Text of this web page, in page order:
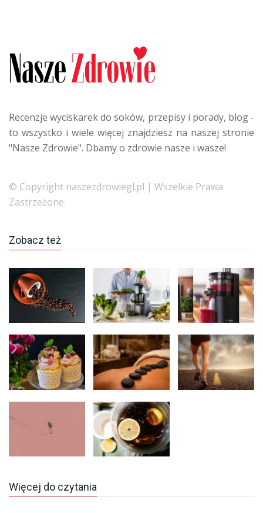
Recenzje wyciskarek do soków, przepisy i porady, blog -
to wszystko i wiele więcej znajdziesz na naszej stronie
"Nasze Zdrowie". Dbamy o zdrowie nasze i wasze!
© Copyright naszezdrowiegl.pl | Wszelkie Prawa
Zastrzeżone.
Zobacz też
Więcej do czytania